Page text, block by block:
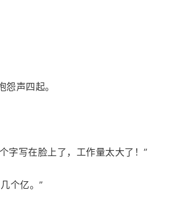
声四起。
字写在脸上了，工作量太大了！”
个亿。”